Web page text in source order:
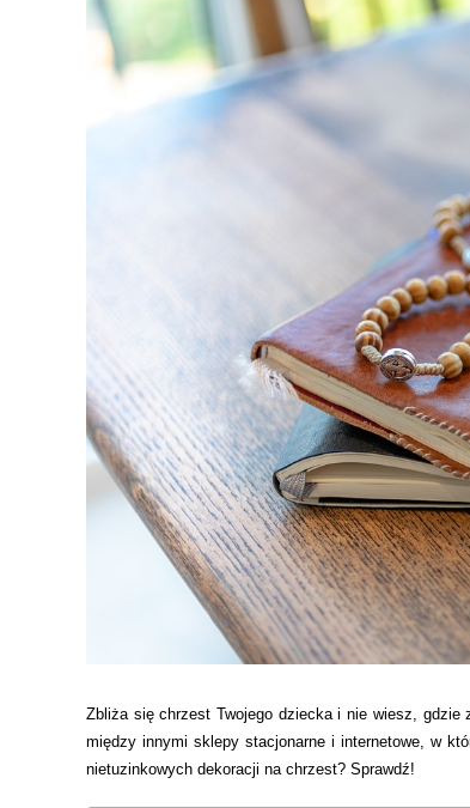
Zbliża się chrzest Twojego dziecka i nie wiesz, gdzie
między innymi sklepy stacjonarne i internetowe, w
nietuzinkowych dekoracji na chrzest? Sprawdź!